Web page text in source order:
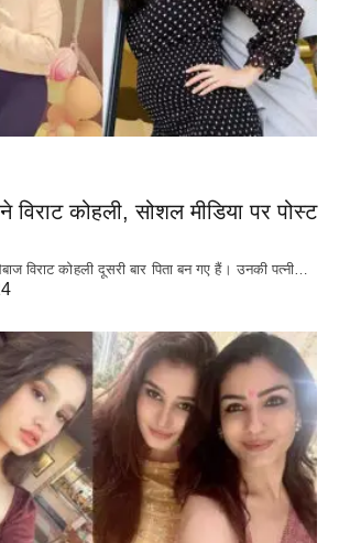
विराट कोहली, सोशल मीडिया पर पोस्ट
विराट कोहली दूसरी बार पिता बन गए हैं। उनकी पत्नी…